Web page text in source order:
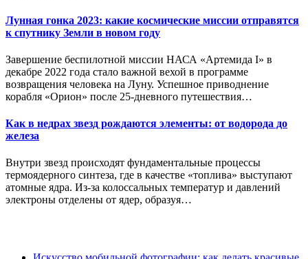
Лунная гонка 2023: какие космические миссии отправятся
к спутнику Земли в новом году
Завершение беспилотной миссии НАСА «Артемида I» в
декабре 2022 года стало важной вехой в программе
возвращения человека на Луну. Успешное приводнение
корабля «Орион» после 25-дневного путешествия…
Как в недрах звезд рождаются элементы: от водорода до
железа
Внутри звезд происходят фундаментальные процессы
термоядерного синтеза, где в качестве «топлива» выступают
атомные ядра. Из-за колоссальных температур и давлений
электроны отделены от ядер, образуя…